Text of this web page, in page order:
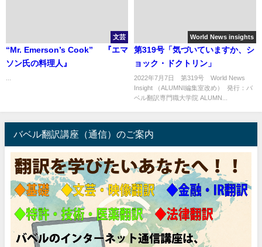
文芸
“Mr. Emerson’s Cook” 『エマ
ソン氏の料理人』
World News insights
第319号「気づいていますか、シ
ョック・ドクトリン」
2022年7月7日 第319号 World News
Insight （ALUMNI編集室改め） 発行：バ
ベル翻訳専門職大学院 ALUMN...
バベル翻訳講座（通信）のご案内